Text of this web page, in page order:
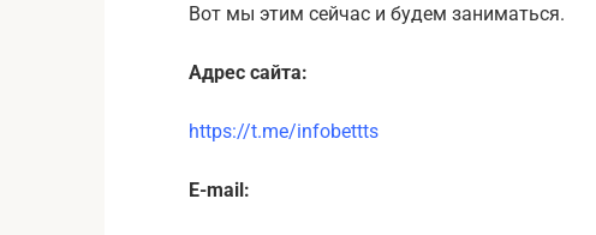
Вот мы этим сейчас и будем заниматься.
Адрес сайта:
https://t.me/infobettts
E-mail: